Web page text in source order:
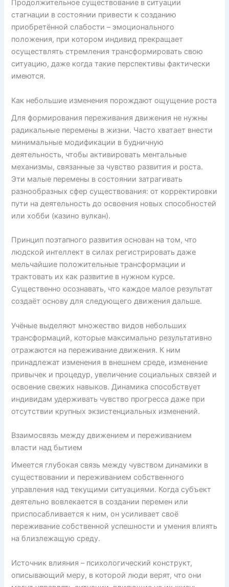
Продолжительное существование в ситуации
стагнации в состоянии привести к созданию
приобретённой слабости – эмоционального
положения, при котором индивид прекращает
осуществлять стремления трансформировать свою
ситуацию, даже когда такие перспективы фактически
имеются.
Как небольшие изменения порождают ощущение роста
Для формирования переживания движения не нужны
радикальные перемены в жизни. Часто хватает внести
минимальные модификации в будничную
деятельность, чтобы активировать ментальные
механизмы, связанные за чувство развития и роста.
Эти малые перемены в состоянии затрагивать
разнообразных сфер существования: от корректировки
пути на деятельность до освоения новых способностей
или хобби (казино вулкан).
Принцип поэтапного развития основан на том, что
людской интеллект в силах регистрировать даже
мельчайшие положительные трансформации и
трактовать их как развитие в нужном курсе.
Существенно осознавать, что каждое малое результат
создаёт основу для следующего движения дальше.
Учёные выделяют множество видов небольших
трансформаций, которые максимально результативно
отражаются на переживание движения. К ним
принадлежат изменения в внешнем среде, изменение
привычек и процедур, увеличение социальных связей и
освоение свежих навыков. Динамика способствует
индивидам удерживать чувство прогресса даже при
отсутствии крупных экзистенциальных изменений.
Взаимосвязь между движением и переживанием
власти над бытием
Имеется глубокая связь между чувством динамики в
существовании и переживанием собственного
управления над текущими ситуациями. Когда субъект
деятельно вовлекается в создании перемен или
приспосабливается к ним, он усиливает своё
переживание собственной успешности и умения влиять
на близлежащую среду.
Источник влияния – психологический конструкт,
описывающий меру, в которой люди верят, что они